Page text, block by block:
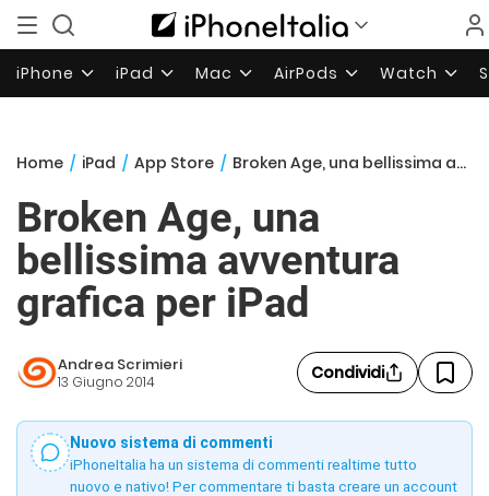
iPhone iPad Mac AirPods Watch
Home / iPad / App Store / Broken Age, una bellissima avventura grafica per iPad
Broken Age, una
bellissima avventura
grafica per iPad
Andrea Scrimieri
13 Giugno 2014 Condividi
Nuovo sistema di commenti
iPhoneItalia ha un sistema di commenti realtime tutto
nuovo e nativo! Per commentare ti basta creare un account